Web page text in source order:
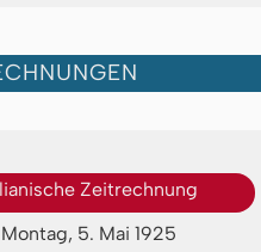
Zeitrechnung
Montag, 5. Mai 1925